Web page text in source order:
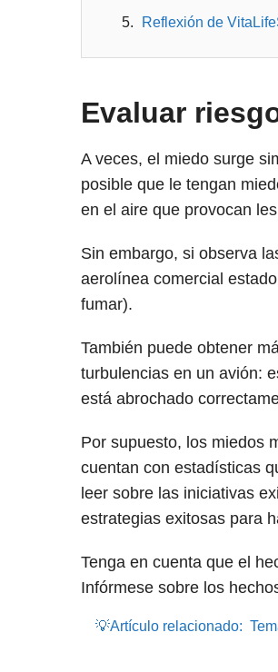
Reflexión de
Evaluar
A veces, el miedo surge
posible que le tengan
en el aire que provocan
Sin embargo, si observa
aerolínea comercial
fumar).
También puede obtener
turbulencias en un avión:
está abrochado
Por supuesto, los miedos
cuentan con estadísticas
leer sobre las iniciativas
estrategias exitosas para
Tenga en cuenta que el
Infórmese sobre los
💡Artículo relacionado: